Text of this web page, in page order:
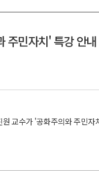
주민자치' 특강 안내
교수가 '공화주의와 주민자